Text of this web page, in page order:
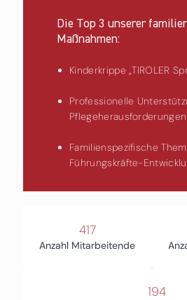
Die Top 3 unserer
Maßnahmen:
Kinderkrippe „TIROLER
Professionelle
Pflegeherausforderungen
Familienspezifische
Führungskräfte-
417
Anzahl Mitarbeitende
194